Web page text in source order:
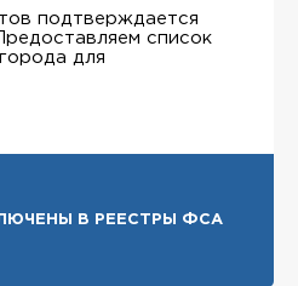
подтверждается
список
для
В РЕЕСТРЫ ФСА